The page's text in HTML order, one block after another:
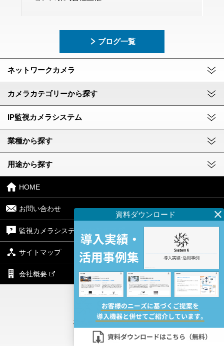
ブログ一覧
ネットワークカメラ
カメラカテゴリーから探す
IP監視カメラシステム
業種から探す
用途から探す
HOME
お問い合わせ
監視カメラシステムの無料相談
サイトマップ
会社概要
株式会社システム・ケイ
本社